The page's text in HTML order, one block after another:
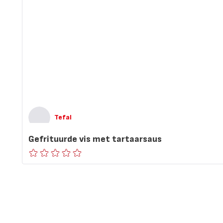
Tefal
Gefrituurde vis met tartaarsaus
ratings.0